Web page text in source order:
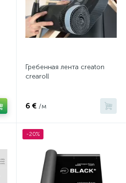
Гребенная лента creaton
crearoll
6 € /м
-20%